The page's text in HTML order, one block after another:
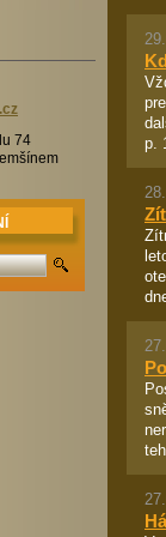
p.
z
74